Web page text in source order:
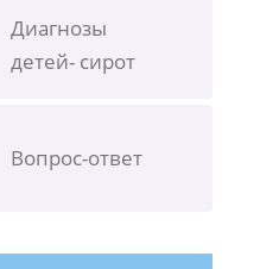
Диагнозы
детей- сирот
Вопрос-ответ